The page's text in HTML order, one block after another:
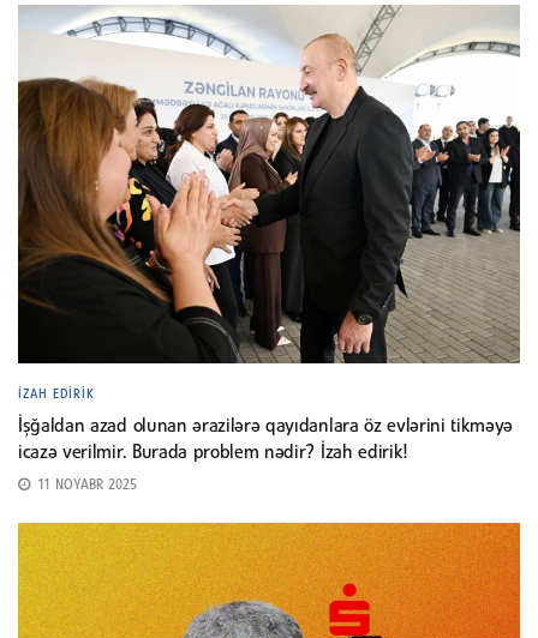
İZAH EDIRIK
İşğaldan azad olunan ərazilərə qayıdanlara öz evlərini tikməyə
icazə verilmir. Burada problem nədir? İzah edirik!
11 NOYABR 2025